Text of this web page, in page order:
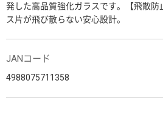
発した高品質強化ガラスです。【飛散防
ス片が飛び散らない安心設計。
JANコード
4988075711358